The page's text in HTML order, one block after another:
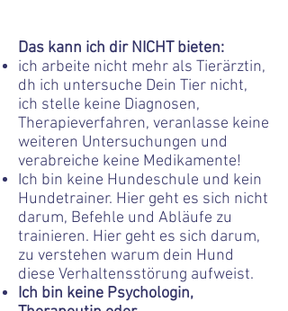
Das kann ich dir NICHT bieten:
ich arbeite nicht mehr als Tierärztin,
dh ich untersuche Dein Tier nicht,
ich stelle keine Diagnosen,
Therapieverfahren, veranlasse keine
weiteren Untersuchungen und
verabreiche keine Medikamente!
Ich bin keine Hundeschule und kein
Hundetrainer. Hier geht es sich nicht
darum, Befehle und Abläufe zu
trainieren. Hier geht es sich darum,
zu verstehen warum dein Hund
diese Verhaltensstörung aufweist.
Ich bin keine Psychologin,